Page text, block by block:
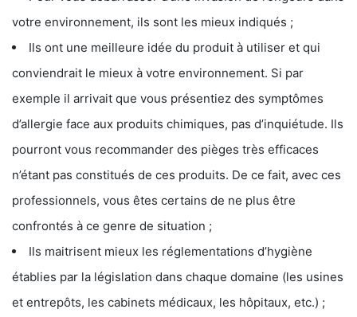
votre environnement, ils sont les mieux indiqués ;
Ils ont une meilleure idée du produit à utiliser et qui
conviendrait le mieux à votre environnement. Si par
exemple il arrivait que vous présentiez des symptômes
d’allergie face aux produits chimiques, pas d’inquiétude. Ils
pourront vous recommander des pièges très efficaces
n’étant pas constitués de ces produits. De ce fait, avec ces
professionnels, vous êtes certains de ne plus être
confrontés à ce genre de situation ;
Ils maitrisent mieux les réglementations d’hygiène
établies par la législation dans chaque domaine (les usines
et entrepôts, les cabinets médicaux, les hôpitaux, etc.) ;